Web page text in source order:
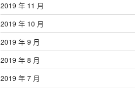
2019 年 11 月
2019 年 10 月
2019 年 9 月
2019 年 8 月
2019 年 7 月